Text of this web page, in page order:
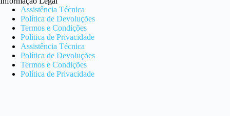
Assistência Técnica
Política de Devoluções
Termos e Condições
Política de Privacidade
Assistência Técnica
Política de Devoluções
Termos e Condições
Política de Privacidade